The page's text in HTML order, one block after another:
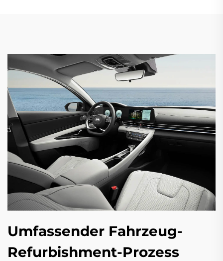
Umfassender Fahrzeug-
Refurbishment-Prozess